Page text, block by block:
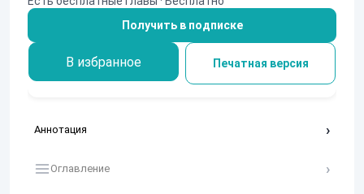
Получить в подписке
В избранное Печатная версия
Аннотация
Оглавление